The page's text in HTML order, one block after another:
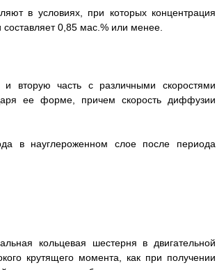
в условиях, при которых концентрация
0,85 мас.% или менее.
вторую часть с различными скоростями
ее форме, причем скорость диффузии
в науглероженном слое после периода
кольцевая шестерня в двигательной
крутящего момента, как при получении